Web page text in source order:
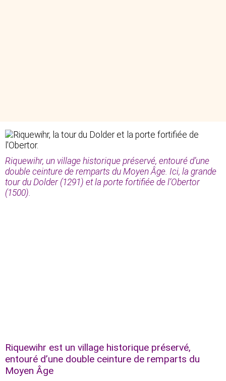
Riquewihr, un village historique préservé, entouré d’une
double ceinture de remparts du Moyen Âge. Ici, la grande
tour du Dolder (1291) et la porte fortifiée de l’Obertor
(1500).
Riquewihr est un village historique préservé,
entouré d’une double ceinture de remparts du
Moyen Âge